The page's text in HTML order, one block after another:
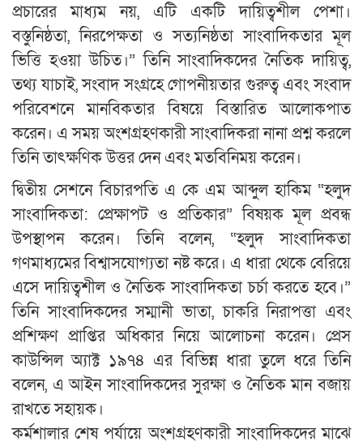
প্রচারের মাধ্যম নয়, এটি একটি দায়িত্বশীল পেশা।
বস্তুনিষ্ঠতা, নিরপেক্ষতা ও সত্যনিষ্ঠতা সাংবাদিকতার মূল
ভিত্তি হওয়া উচিত।” তিনি সাংবাদিকদের নৈতিক দায়িত্ব,
তথ্য যাচাই, সংবাদ সংগ্রহে গোপনীয়তার গুরুত্ব এবং সংবাদ
পরিবেশনে মানবিকতার বিষয়ে বিস্তারিত আলোকপাত
করেন। এ সময় অংশগ্রহণকারী সাংবাদিকরা নানা প্রশ্ন করলে
তিনি তাৎক্ষণিক উত্তর দেন এবং মতবিনিময় করেন।
দ্বিতীয় সেশনে বিচারপতি এ কে এম আব্দুল হাকিম “হলুদ
সাংবাদিকতা: প্রেক্ষাপট ও প্রতিকার” বিষয়ক মূল প্রবন্ধ
উপস্থাপন করেন। তিনি বলেন, “হলুদ সাংবাদিকতা
গণমাধ্যমের বিশ্বাসযোগ্যতা নষ্ট করে। এ ধারা থেকে বেরিয়ে
এসে দায়িত্বশীল ও নৈতিক সাংবাদিকতা চর্চা করতে হবে।”
তিনি সাংবাদিকদের সম্মানী ভাতা, চাকরি নিরাপত্তা এবং
প্রশিক্ষণ প্রাপ্তির অধিকার নিয়ে আলোচনা করেন। প্রেস
কাউন্সিল অ্যাক্ট ১৯৭৪ এর বিভিন্ন ধারা তুলে ধরে তিনি
বলেন, এ আইন সাংবাদিকদের সুরক্ষা ও নৈতিক মান বজায়
রাখতে সহায়ক।
কর্মশালার শেষ পর্যায়ে অংশগ্রহণকারী সাংবাদিকদের মাঝে